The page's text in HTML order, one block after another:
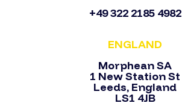
+49 322 2185 4982
ENGLAND
Morphean SA
1 New Station St
Leeds, England
LS1 4JB